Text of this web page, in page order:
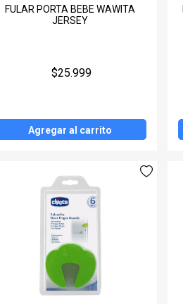
FULAR PORTA BEBE WAWITA
JERSEY
$25.999
Agregar al carrito